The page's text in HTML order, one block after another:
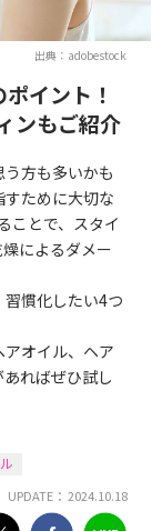
出典：adobestock
イント！
ンもご紹介
方も多いかも
ために大切な
ことで、スタイ
によるダメー
慣化したい4つ
オイル、ヘア
ればぜひ試し
UPDATE： 2024.10.18